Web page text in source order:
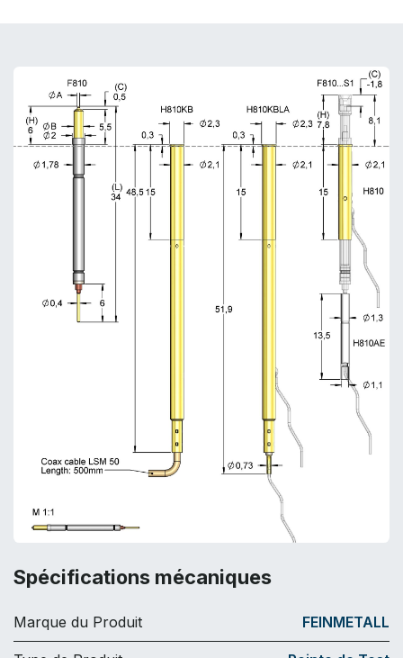
Spécifications mécaniques
Marque du Produit FEINMETALL